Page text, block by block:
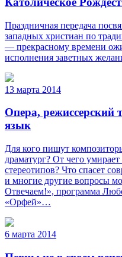
Праздничная передача
западных христиан по
— прекрасному времени
исполнения заветных
13 марта 2014
Опера, режиссерский
язык
Для кого пишут
драматург? От чего
стереотипов? Что спасет
и многие другие вопросы
Отвечаем!», программа
«Орфей»…
6 марта 2014